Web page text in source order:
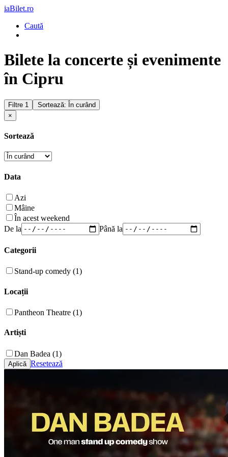
iaBilet.ro
Caută
Bilete la concerte și evenimente
în Cipru
Filtre 1
Sortează: În curând
×
Sortează
Data
Azi
Mâine
În acest weekend
De la
Până la
Categorii
Stand-up comedy (1)
Locații
Pantheon Theatre (1)
Artiști
Dan Badea (1)
Resetează